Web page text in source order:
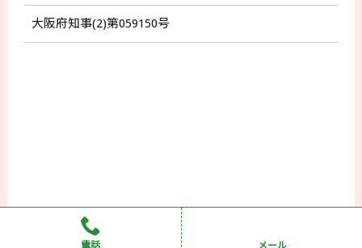
大阪府知事(2)第059150号
電話 メール